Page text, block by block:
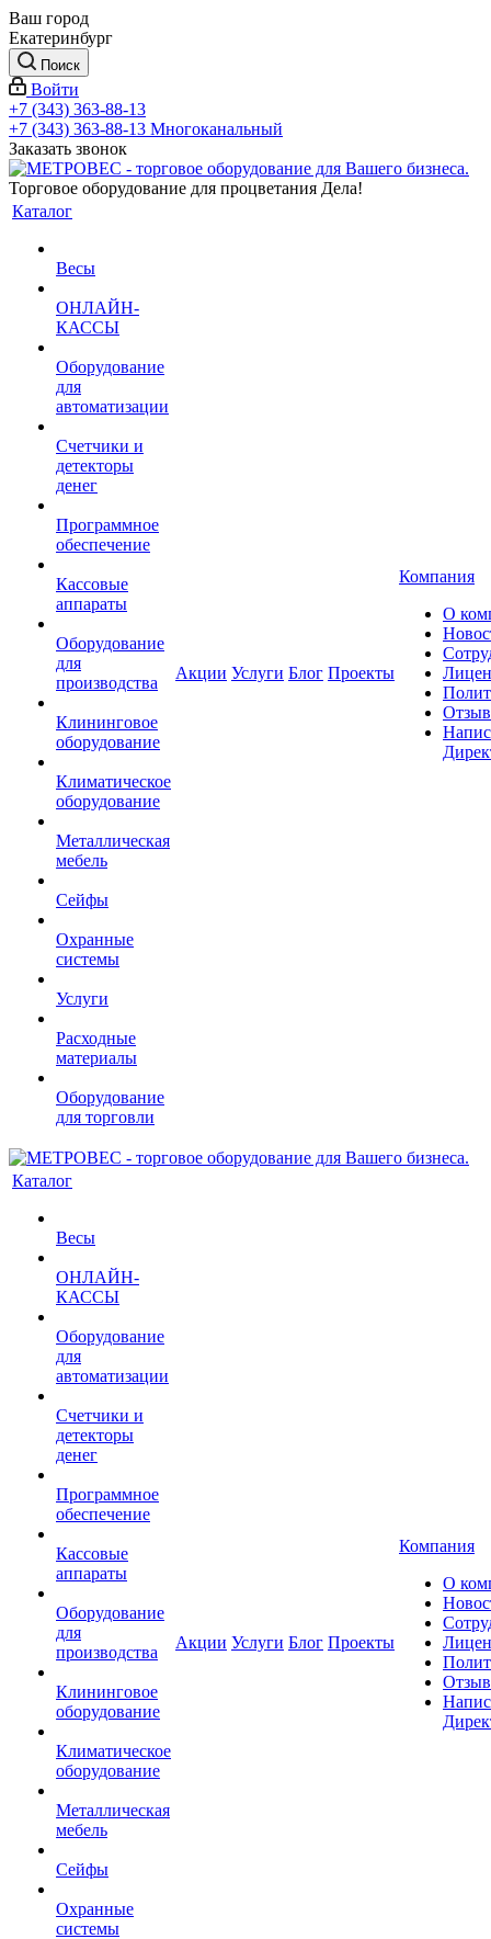
Ваш город
Екатеринбург
Поиск
Войти
+7 (343) 363-88-13
+7 (343) 363-88-13 Многоканальный
Заказать звонок
Торговое оборудование для процветания Дела!
Каталог
Весы
ОНЛАЙН-
КАССЫ
Оборудование
для
автоматизации
Счетчики и
детекторы
денег
Программное
обеспечение
Кассовые
аппараты
Оборудование
для
производства
Клининговое
оборудование
Климатическое
оборудование
Металлическая
мебель
Сейфы
Охранные
системы
Услуги
Расходные
материалы
Оборудование
для торговли
Акции Услуги Блог Проекты
Компания
О
Каталог
Весы
ОНЛАЙН-
КАССЫ
Оборудование
для
автоматизации
Счетчики и
детекторы
денег
Программное
обеспечение
Кассовые
аппараты
Оборудование
для
производства
Клининговое
оборудование
Климатическое
оборудование
Металлическая
мебель
Сейфы
Охранные
системы
Акции Услуги Блог Проекты
Компания
О